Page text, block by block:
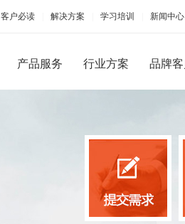
客户必读 解决方案 学习培训 新闻中心
产品服务 行业方案 品牌